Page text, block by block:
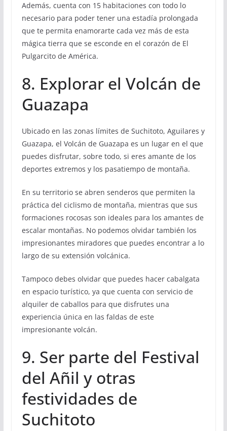
Además, cuenta con 15 habitaciones con todo lo
necesario para poder tener una estadía prolongada
que te permita enamorarte cada vez más de esta
mágica tierra que se esconde en el corazón de El
Pulgarcito de América.
8. Explorar el Volcán de
Guazapa
Ubicado en las zonas límites de Suchitoto, Aguilares y
Guazapa, el Volcán de Guazapa es un lugar en el que
puedes disfrutar, sobre todo, si eres amante de los
deportes extremos y los pasatiempo de montaña.
En su territorio se abren senderos que permiten la
práctica del ciclismo de montaña, mientras que sus
formaciones rocosas son ideales para los amantes de
escalar montañas. No podemos olvidar también los
impresionantes miradores que puedes encontrar a lo
largo de su extensión volcánica.
Tampoco debes olvidar que puedes hacer cabalgata
en espacio turístico, ya que cuenta con servicio de
alquiler de caballos para que disfrutes una
experiencia única en las faldas de este
impresionante volcán.
9. Ser parte del Festival
del Añil y otras
festividades de
Suchitoto